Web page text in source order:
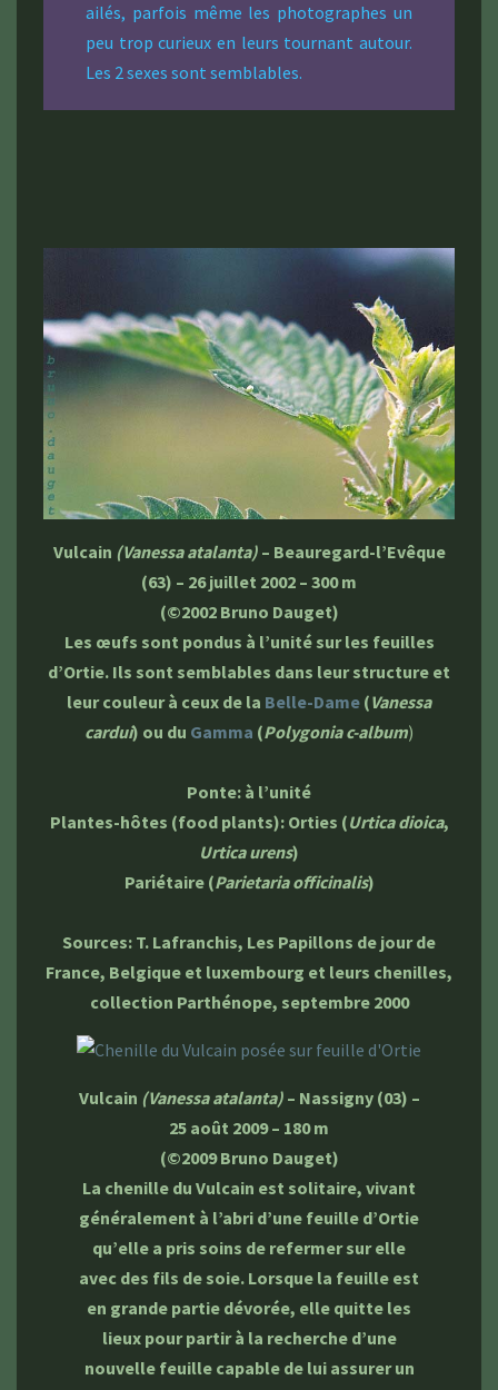
ailés, parfois même les photographes un
peu trop curieux en leurs tournant autour.
Les 2 sexes sont semblables.
Vulcain (Vanessa atalanta)– Beauregard-l’Evêque
(63) – 26 juillet 2002 – 300 m
(©2002 Bruno Dauget)
Les œufs sont pondus à l’unité sur les feuilles
d’Ortie. Ils sont semblables dans leur structure et
leur couleur à ceux de la Belle-Dame (Vanessa
cardui) ou du Gamma (Polygonia c-album)
Ponte: à l’unité
Plantes-hôtes (food plants): Orties (Urtica dioica,
Urtica urens)
Pariétaire (Parietaria officinalis)
Sources: T. Lafranchis, Les Papillons de jour de
France, Belgique et luxembourg et leurs chenilles,
collection Parthénope, septembre 2000
Vulcain (Vanessa atalanta)– Nassigny (03) –
25 août 2009 – 180 m
(©2009 Bruno Dauget)
La chenille du Vulcain est solitaire, vivant
généralement à l’abri d’une feuille d’Ortie
qu’elle a pris soins de refermer sur elle
avec des fils de soie. Lorsque la feuille est
en grande partie dévorée, elle quitte les
lieux pour partir à la recherche d’une
nouvelle feuille capable de lui assurer un